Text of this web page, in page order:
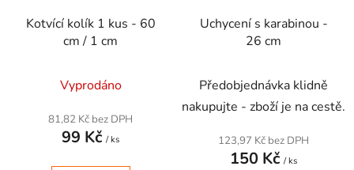
Kotvící kolík 1 kus - 60
cm / 1 cm
Vyprodáno
81,82 Kč bez DPH
99 Kč / ks
Uchycení s karabinou -
26 cm
Předobjednávka klidně
nakupujte - zboží je na cestě.
123,97 Kč bez DPH
150 Kč / ks